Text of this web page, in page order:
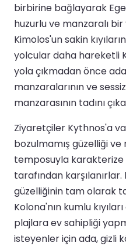
birbirine bağlayarak
huzurlu ve manzaralı
Kimolos'un sakin
yolcular daha hareketli
yola çıkmadan önce
manzaralarının ve
manzarasının tadını
Ziyaretçiler Kythnos'a
bozulmamış güzelliği
temposuyla karakterize
tarafından
güzelliğinin tam olarak
Kolona'nın kumlu
plajlara ev sahipliği
isteyenler için ada, gizli